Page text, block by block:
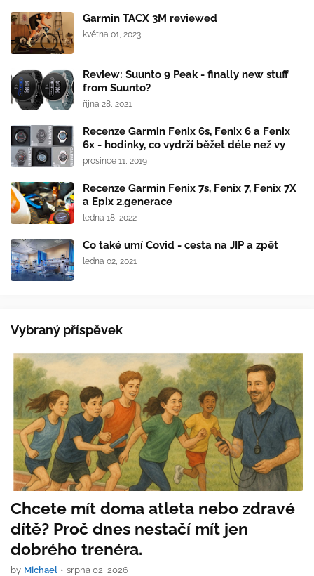
Garmin TACX 3M reviewed
května 01, 2023
Review: Suunto 9 Peak - finally new stuff
from Suunto?
října 28, 2021
Recenze Garmin Fenix 6s, Fenix 6 a Fenix
6x - hodinky, co vydrží běžet déle než vy
prosince 11, 2019
Recenze Garmin Fenix 7s, Fenix 7, Fenix 7X
a Epix 2.generace
ledna 18, 2022
Co také umí Covid - cesta na JIP a zpět
ledna 02, 2021
Vybraný příspěvek
Chcete mít doma atleta nebo zdravé
dítě? Proč dnes nestačí mít jen
dobrého trenéra.
by Michael • srpna 02, 2026